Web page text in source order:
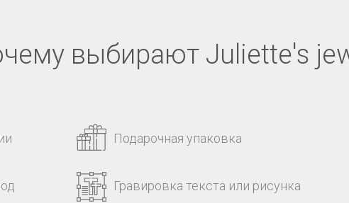
выбирают Juliette's
Подарочная упаковка
Гравировка текста или рисунка